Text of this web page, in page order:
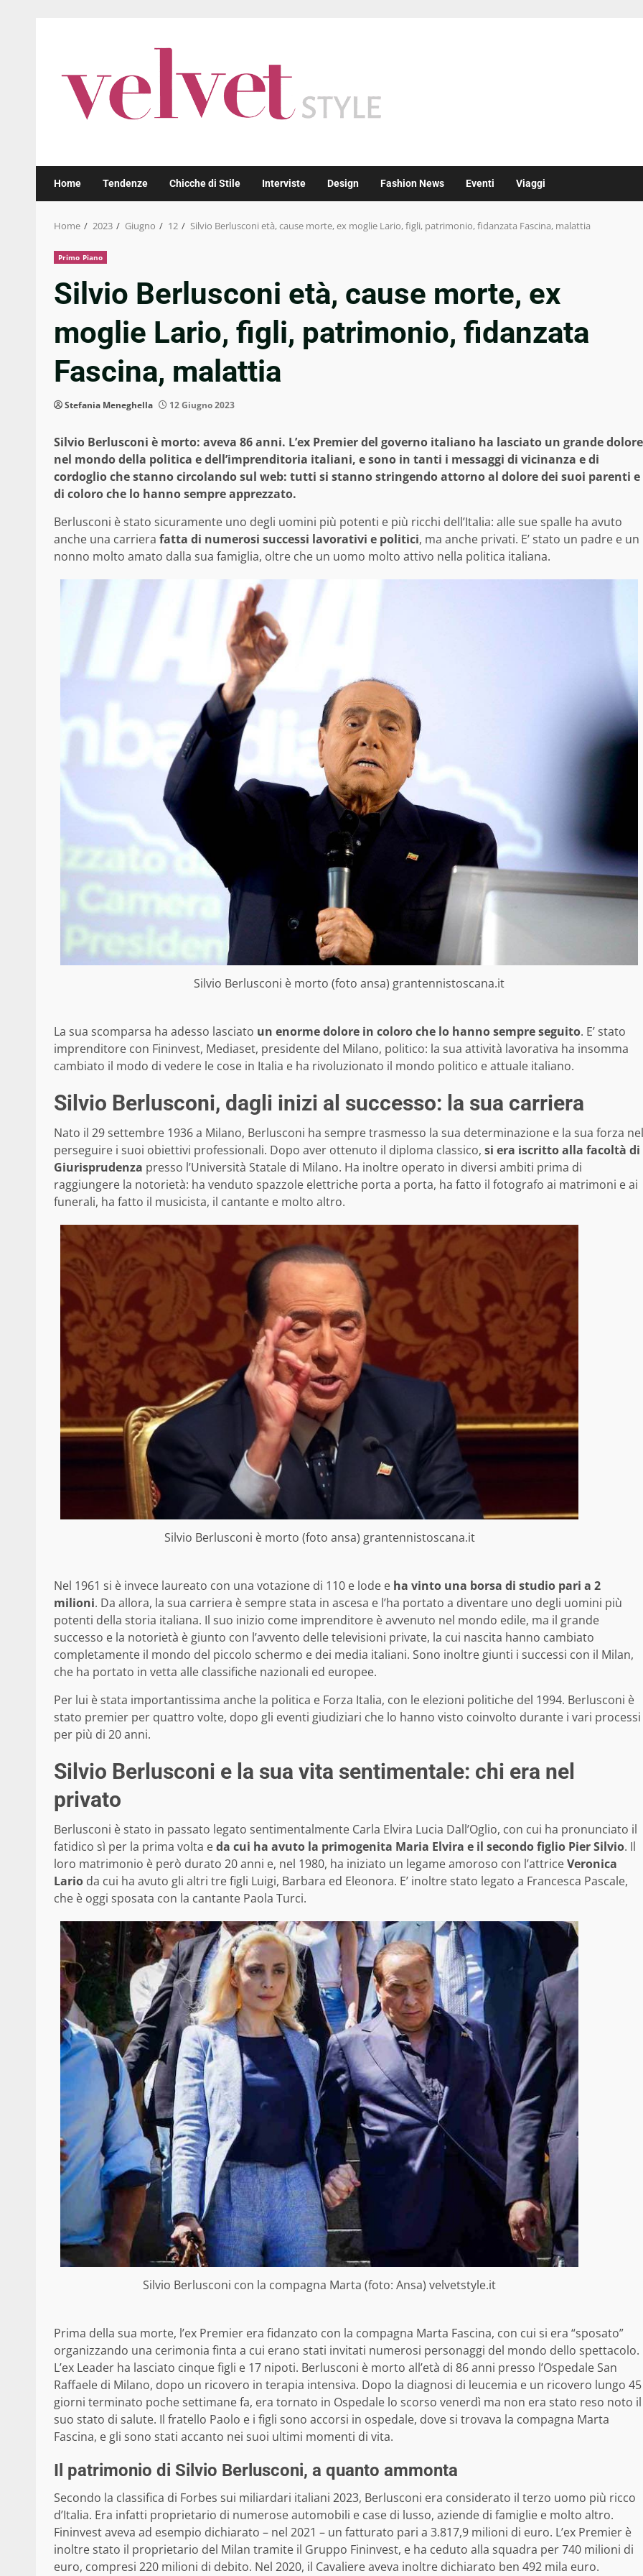
Home Tendenze Chicche di Stile Interviste Design Fashion News Eventi Viaggi
Home 2023 Giugno 12 Silvio Berlusconi età, cause morte, ex moglie Lario, figli, patrimonio, fidanzata Fascina, malattia
Primo Piano
Silvio Berlusconi età, cause morte, ex
moglie Lario, figli, patrimonio, fidanzata
Fascina, malattia
Stefania Meneghella 12 Giugno 2023
Silvio Berlusconi è morto: aveva 86 anni. L’ex Premier del governo italiano ha lasciato un grande dolore
nel mondo della politica e dell’imprenditoria italiani, e sono in tanti i messaggi di vicinanza e di
cordoglio che stanno circolando sul web: tutti si stanno stringendo attorno al dolore dei suoi parenti e
di coloro che lo hanno sempre apprezzato.
Berlusconi è stato sicuramente uno degli uomini più potenti e più ricchi dell’Italia: alle sue spalle ha avuto
anche una carriera fatta di numerosi successi lavorativi e politici, ma anche privati. E’ stato un padre e un
nonno molto amato dalla sua famiglia, oltre che un uomo molto attivo nella politica italiana.
Silvio Berlusconi è morto (foto ansa) grantennistoscana.it
La sua scomparsa ha adesso lasciato un enorme dolore in coloro che lo hanno sempre seguito. E’ stato
imprenditore con Fininvest, Mediaset, presidente del Milano, politico: la sua attività lavorativa ha insomma
cambiato il modo di vedere le cose in Italia e ha rivoluzionato il mondo politico e attuale italiano.
Silvio Berlusconi, dagli inizi al successo: la sua carriera
Nato il 29 settembre 1936 a Milano, Berlusconi ha sempre trasmesso la sua determinazione e la sua forza nel
perseguire i suoi obiettivi professionali. Dopo aver ottenuto il diploma classico, si era iscritto alla facoltà di
Giurisprudenza presso l’Università Statale di Milano. Ha inoltre operato in diversi ambiti prima di
raggiungere la notorietà: ha venduto spazzole elettriche porta a porta, ha fatto il fotografo ai matrimoni e ai
funerali, ha fatto il musicista, il cantante e molto altro.
Silvio Berlusconi è morto (foto ansa) grantennistoscana.it
Nel 1961 si è invece laureato con una votazione di 110 e lode e ha vinto una borsa di studio pari a 2
milioni. Da allora, la sua carriera è sempre stata in ascesa e l’ha portato a diventare uno degli uomini più
potenti della storia italiana. Il suo inizio come imprenditore è avvenuto nel mondo edile, ma il grande
successo e la notorietà è giunto con l’avvento delle televisioni private, la cui nascita hanno cambiato
completamente il mondo del piccolo schermo e dei media italiani. Sono inoltre giunti i successi con il Milan,
che ha portato in vetta alle classifiche nazionali ed europee.
Per lui è stata importantissima anche la politica e Forza Italia, con le elezioni politiche del 1994. Berlusconi è
stato premier per quattro volte, dopo gli eventi giudiziari che lo hanno visto coinvolto durante i vari processi
per più di 20 anni.
Silvio Berlusconi e la sua vita sentimentale: chi era nel
privato
Berlusconi è stato in passato legato sentimentalmente Carla Elvira Lucia Dall’Oglio, con cui ha pronunciato il
fatidico sì per la prima volta eda cui ha avuto la primogenita Maria Elvira e il secondo figlio Pier Silvio. Il
loro matrimonio è però durato 20 anni e, nel 1980, ha iniziato un legame amoroso con l’attriceVeronica
Lario da cui ha avuto gli altri tre figli Luigi, Barbara ed Eleonora. E’ inoltre stato legato a Francesca Pascale,
che è oggi sposata con la cantante Paola Turci.
Silvio Berlusconi con la compagna Marta (foto: Ansa) velvetstyle.it
Prima della sua morte, l’ex Premier era fidanzato con la compagna Marta Fascina, con cui si era “sposato”
organizzando una cerimonia finta a cui erano stati invitati numerosi personaggi del mondo dello spettacolo.
L’ex Leader ha lasciato cinque figli e 17 nipoti. Berlusconi è morto all’età di 86 anni presso l’Ospedale San
Raffaele di Milano, dopo un ricovero in terapia intensiva. Dopo la diagnosi di leucemia e un ricovero lungo 45
giorni terminato poche settimane fa, era tornato in Ospedale lo scorso venerdì ma non era stato reso noto il
suo stato di salute. Il fratello Paolo e i figli sono accorsi in ospedale, dove si trovava la compagna Marta
Fascina, e gli sono stati accanto nei suoi ultimi momenti di vita.
Il patrimonio di Silvio Berlusconi, a quanto ammonta
Secondo la classifica di Forbes sui miliardari italiani 2023, Berlusconi era considerato il terzo uomo più ricco
d’Italia. Era infatti proprietario di numerose automobili e case di lusso, aziende di famiglie e molto altro.
Fininvest aveva ad esempio dichiarato – nel 2021 – un fatturato pari a 3.817,9 milioni di euro. L’ex Premier è
inoltre stato il proprietario del Milan tramite il Gruppo Fininvest, e ha ceduto alla squadra per 740 milioni di
euro, compresi 220 milioni di debito. Nel 2020, il Cavaliere aveva inoltre dichiarato ben 492 mila euro.